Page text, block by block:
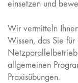
einsetzen und
Wir vermitteln
Wissen, das Sie
allgemeinen
Praxisübungen.